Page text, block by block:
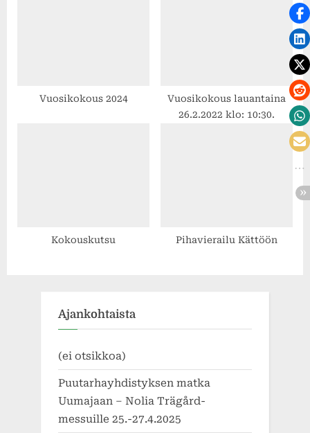
Vuosikokous 2024
Vuosikokous lauantaina
26.2.2022 klo: 10:30.
Kokouskutsu Pihavierailu Kättöön
Ajankohtaista
(ei otsikkoa)
Puutarhayhdistyksen matka
Uumajaan – Nolia Trägård-
messuille 25.-27.4.2025